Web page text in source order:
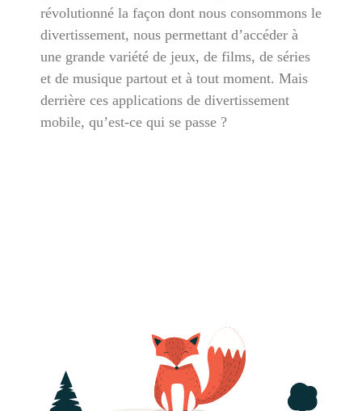
révolutionné la façon dont nous consommons le
divertissement, nous permettant d’accéder à
une grande variété de jeux, de films, de séries
et de musique partout et à tout moment. Mais
derrière ces applications de divertissement
mobile, qu’est-ce qui se passe ?